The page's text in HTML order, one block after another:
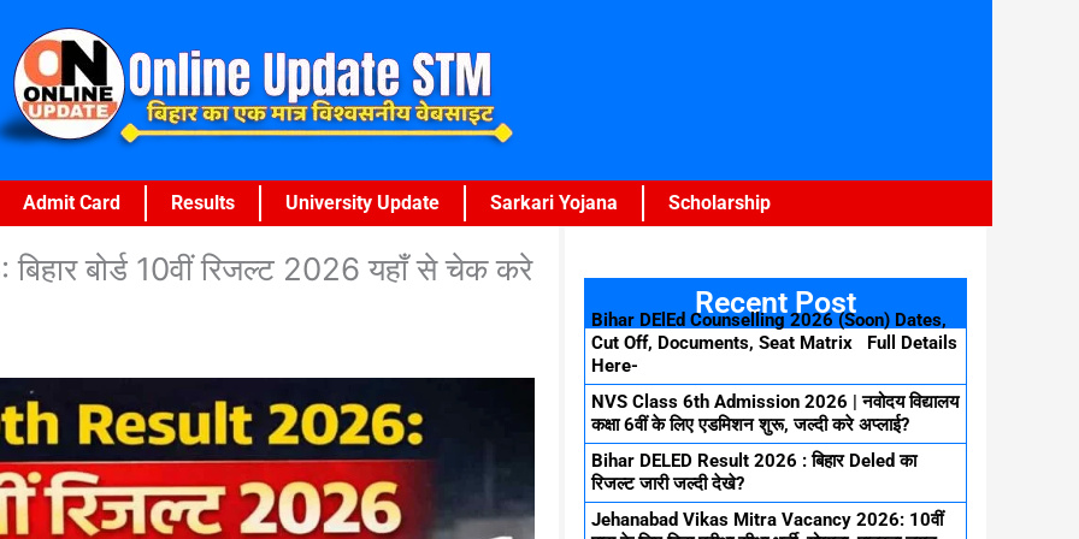
Admit Card Results University Update Sarkari Yojana Scholarship
बोर्ड 10वीं रिजल्ट 2026 यहाँ से चेक करे
Recent Post
Bihar DElEd Counselling 2026 (Soon) Dates,
Cut Off, Documents, Seat Matrix Full Details
Here-
NVS Class 6th Admission 2026 | नवोदय विद्यालय
कक्षा 6वीं के लिए एडमिशन शुरू, जल्दी करे अप्लाई?
Bihar DELED Result 2026 : बिहार Deled का
रिजल्ट जारी जल्दी देखे?
Jehanabad Vikas Mitra Vacancy 2026: 10वीं